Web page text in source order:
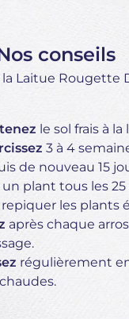
conseils
Laitue Rougette
le sol frais à la
3 à 4
de nouveau 15
un plant tous les 25
les plants
après chaque
régulièrement